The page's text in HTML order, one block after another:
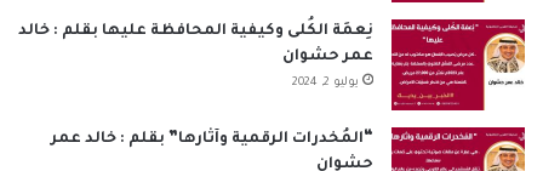
نِعمَة الكُلى وكيفية المحافظة عليها بقلم : خالد
عمر حشوان
يوليو 2, 2024
“المُخدرات الرقمية وآثارها” بقلم : خالد عمر
حشوان